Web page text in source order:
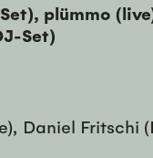
plümmo
Set)
Daniel Fritschi